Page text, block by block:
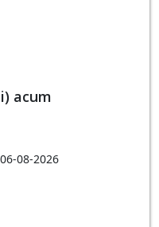
acum
08-2026